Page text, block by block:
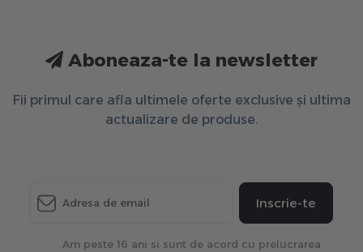
Aboneaza-te la newsletter
Fii primul care afla ultimele oferte exclusive și ultima
actualizare de produse.
Inscrie-te
Am peste 16 ani si sunt de acord cu prelucrarea